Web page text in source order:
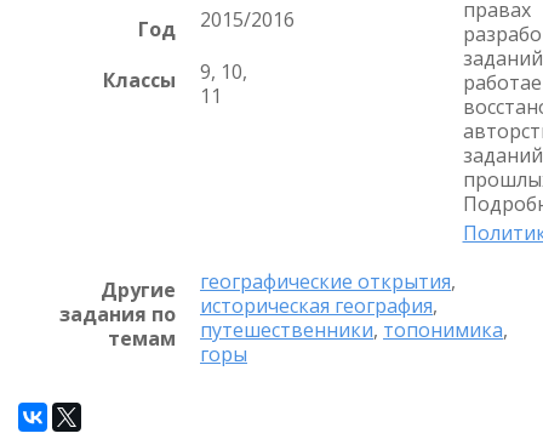
Год 2015/2016
Классы
9, 10,
11
правах
заданий
Другие
задания по
темам
географические открытия,
историческая география,
путешественники, топонимика,
горы